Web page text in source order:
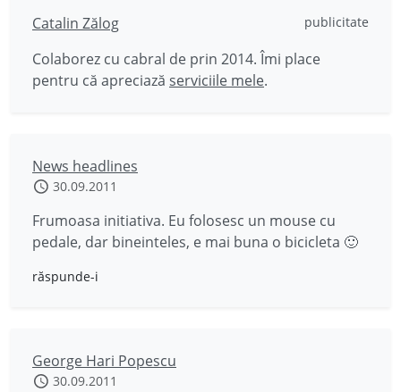
Catalin Zălog publicitate
Colaborez cu cabral de prin 2014. Îmi place
pentru că apreciază serviciile mele.
News headlines
30.09.2011
Frumoasa initiativa. Eu folosesc un mouse cu
pedale, dar bineinteles, e mai buna o bicicleta 🙂
răspunde-i
George Hari Popescu
30.09.2011